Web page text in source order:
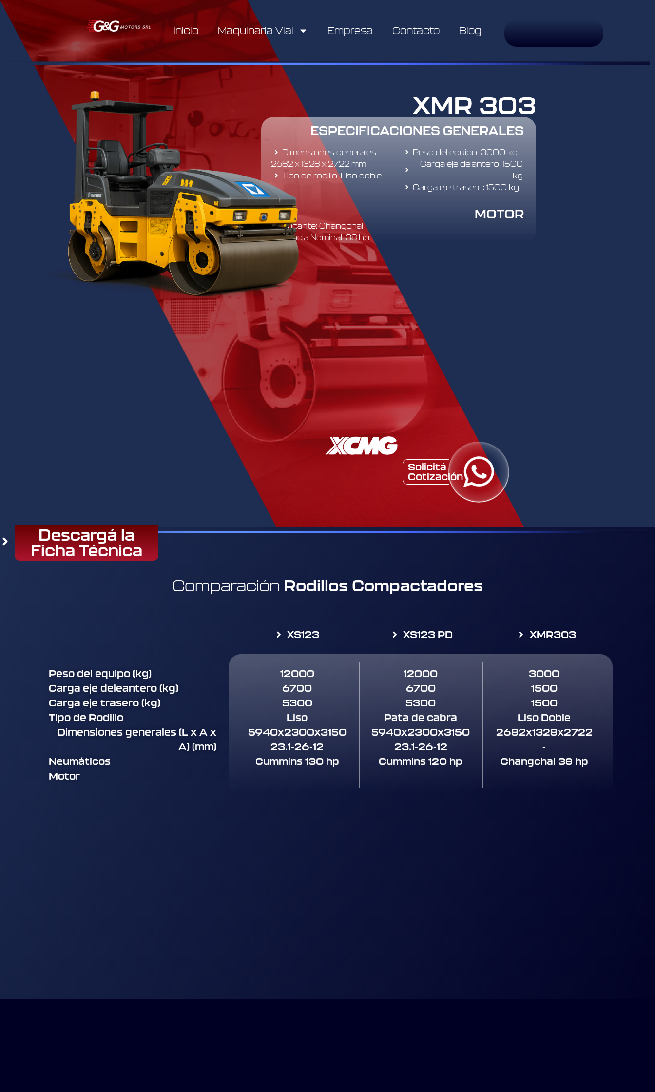
Inicio Maquinaria Vial Empresa Contacto Blog
XMR 303
ESPECIFICACIONES GENERALES
Dimensiones generales
2682 x 1328 x 2722 mm
Tipo de rodillo: Liso doble
Peso del equipo: 3000 kg
Carga eje delantero: 1500
kg
Carga eje trasero: 1500 kg
MOTOR
Fabricante: Changchai
Potencia Nominal: 38 hp
Solicitá
Cotización
Descargá la
Ficha Técnica
Comparación Rodillos Compactadores
XS123 XS123 PD XMR303
Peso del equipo (kg)
Carga eje deleantero (kg)
Carga eje trasero (kg)
Tipo de Rodillo
Dimensiones generales (L x A x
A) (mm)
Neumáticos
Motor
12000
6700
5300
Liso
5940x2300x3150
23.1-26-12
Cummins 130 hp
12000
6700
5300
Pata de cabra
5940x2300x3150
23.1-26-12
Cummins 120 hp
3000
1500
1500
Liso Doble
2682x1328x2722
-
Changchai 38 hp